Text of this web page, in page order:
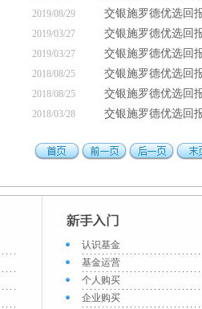
2019/08/29 交银施罗德优选回
2019/03/27 交银施罗德优选回
2019/03/27 交银施罗德优选回
2018/08/25 交银施罗德优选回
2018/08/25 交银施罗德优选回
2018/03/28 交银施罗德优选回
认识基金
基金运营
个人购买
企业购买